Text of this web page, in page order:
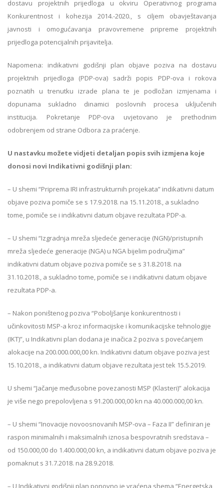
dostavu projektnih prijedloga u okviru Operativnog programa
Konkurentnost i kohezija 2014.-2020., s ciljem obavještavanja
javnosti i omogućavanja pravovremene pripreme projektnih
prijedloga potencijalnih prijavitelja.
Napomena: indikativni godišnji plan objave poziva na dostavu
projektnih prijedloga (PDP-ova) sadrži popis PDP-ova i rokova
poznatih u trenutku izrade plana te je podložan izmjenama i
dopunama sukladno dinamici poslovnih procesa uključenih
institucija. Pokretanje PDP-ova uvjetovano je prethodnim
odobrenjem od strane Odbora za praćenje.
U nastavku možete vidjeti detaljan popis svih izmjena koje
donosi novi Indikativni godišnji plan:
– U shemi “Priprema IRI infrastrukturnih projekata” indikativni datum
objave poziva pomiče se s 17.9.2018. na 15.11.2018., a sukladno
tome, pomiče se i indikativni datum objave rezultata PDP-a.
– U shemi “Izgradnja mreža sljedeće generacije (NGN)/pristupnih
mreža sljedeće generacije (NGA) u NGA bijelim područjima”
indikativni datum objave poziva pomiče se s 31.8.2018. na
31.10.2018., a sukladno tome, pomiče se i indikativni datum objave
rezultata PDP-a.
– Nakon poništenog poziva “Poboljšanje konkurentnosti i
učinkovitosti MSP-a kroz informacijske i komunikacijske tehnologije
(IKT)”, u Indikativni plan dodana je inačica 2 poziva s povećanjem
alokacije na 200.000.000,00 kn. Indikativni datum objave poziva jest
15.10.2018., a indikativni datum objave rezultata jest tek 15.5.2019.
U shemi “Jačanje međusobne povezanosti MSP (Klasteri)” alokacija
je više nego prepolovljena s 91.200.000,00 kn na 40.000.000,00 kn.
– U shemi “Inovacije novoosnovanih MSP-ova – Faza II” definiran je
raspon minimalnih i maksimalnih iznosa bespovratnih sredstava –
od 150.000,00 do 1.400.000,00 kn, a indikativni datum objave poziva je
pomaknut s 31.7.2018. na 28.9.2018.